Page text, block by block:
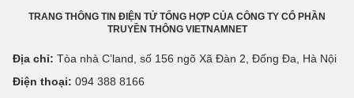
TRANG THÔNG TIN ĐIỆN TỬ TỔNG HỢP CỦA CÔNG TY CỔ PHẦN
TRUYỀN THÔNG VIETNAMNET
Địa chỉ: Tòa nhà C’land, số 156 ngõ Xã Đàn 2, Đống Đa, Hà Nội
Điện thoại: 094 388 8166